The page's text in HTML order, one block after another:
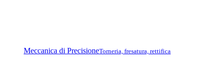
Meccanica di PrecisioneTorneria, fresatura, rettifica